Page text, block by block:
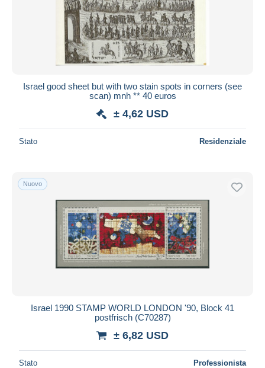
Israel good sheet but with two stain spots in corners (see
scan) mnh ** 40 euros
± 4,62 USD
Stato Residenziale
Nuovo
Israel 1990 STAMP WORLD LONDON '90, Block 41
postfrisch (C70287)
± 6,82 USD
Stato Professionista